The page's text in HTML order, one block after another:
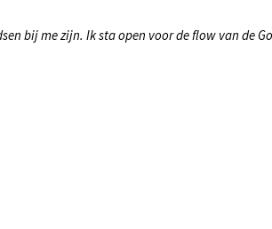
bij me zijn. Ik sta open voor de flow van de